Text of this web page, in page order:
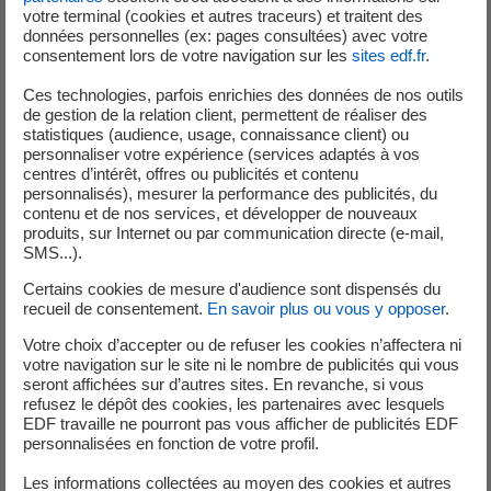
Ici, une question se pose : quel compromis entre
stocker le carbone et améliorer la biodiversité ?
bordure de la centrale nucléaire de Civaux, fait l’objet d’un
plan de gestion écologique qui vise, entre autres, à
restaurer la biodiversité du site, notamment sur une
ripisylve* actuellement envahie de peupliers non natifs.
votre terminal (cookies et autres traceurs) et traitent des
données personnelles (ex: pages consultées) avec votre
consentement lors de votre navigation sur les sites edf.fr.
Ces technologies, parfois enrichies des données de nos outils
de gestion de la relation client, permettent de réaliser des
statistiques (audience, usage, connaissance client) ou
personnaliser votre expérience (services adaptés à vos
centres d’intérêt, offres ou publicités et contenu
personnalisés), mesurer la performance des publicités, du
contenu et de nos services, et développer de nouveaux
produits, sur Internet ou par communication directe (e-mail,
SMS...).
Certains cookies de mesure d'audience sont dispensés du
recueil de consentement. En savoir plus ou vous y opposer.
Votre choix d’accepter ou de refuser les cookies n’affectera ni
votre navigation sur le site ni le nombre de publicités qui vous
seront affichées sur d’autres sites. En revanche, si vous
refusez le dépôt des cookies, les partenaires avec lesquels
EDF travaille ne pourront pas vous afficher de publicités EDF
personnalisées en fonction de votre profil.
Les informations collectées au moyen des cookies et autres